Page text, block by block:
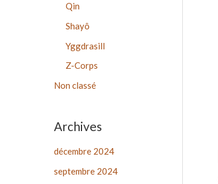
Qin
Shayô
Yggdrasill
Z-Corps
Non classé
Archives
décembre 2024
septembre 2024